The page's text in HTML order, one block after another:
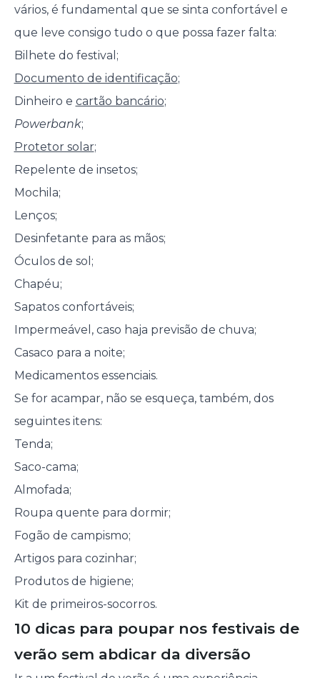
vários, é fundamental que se sinta confortável e
que leve consigo tudo o que possa fazer falta:
Bilhete do festival;
Documento de identificação;
Dinheiro e cartão bancário;
Powerbank;
Protetor solar;
Repelente de insetos;
Mochila;
Lenços;
Desinfetante para as mãos;
Óculos de sol;
Chapéu;
Sapatos confortáveis;
Impermeável, caso haja previsão de chuva;
Casaco para a noite;
Medicamentos essenciais.
Se for acampar, não se esqueça, também, dos
seguintes itens:
Tenda;
Saco-cama;
Almofada;
Roupa quente para dormir;
Fogão de campismo;
Artigos para cozinhar;
Produtos de higiene;
Kit de primeiros-socorros.
10 dicas para poupar nos festivais de
verão sem abdicar da diversão